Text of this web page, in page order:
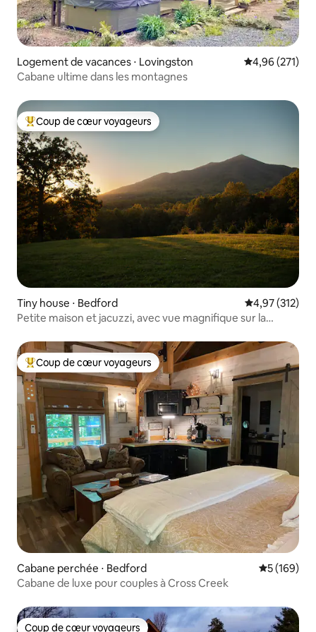
Logement de vacances ⋅ Lovingston Évaluation
4,96 (271)
Cabane ultime dans les montagnes
Coups de cœur voyageurs les plus appréciés
Coup de cœur voyageurs
Tiny house ⋅ Bedford Évaluation
4,97 (312)
Petite maison et jacuzzi, avec vue magnifique sur la
Coups de cœur voyageurs les plus appréciés
Coup de cœur voyageurs
Cabane perchée ⋅ Bedford Évaluation
5 (169)
Cabane de luxe pour couples à Cross Creek
Coup de cœur voyageurs